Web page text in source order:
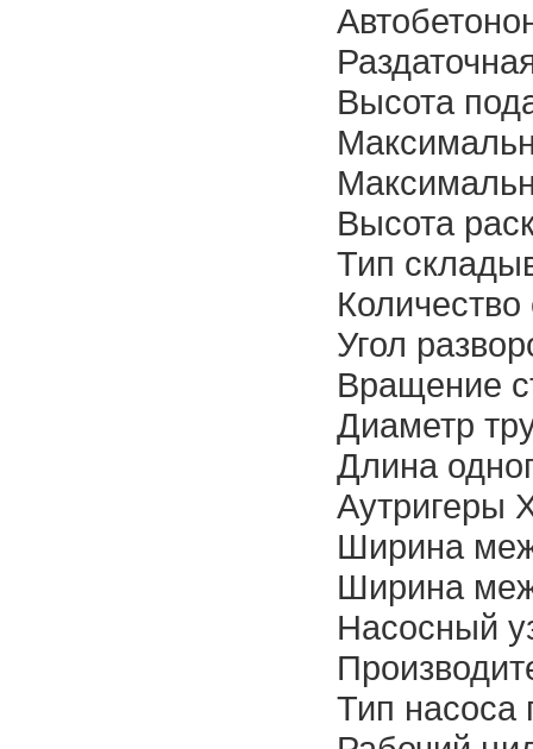
Высота
Высота
Тип
Угол
Вращение
Диаметр
Длина
Аутригеры
Ширина
Ширина
Насосный
Тип насоса